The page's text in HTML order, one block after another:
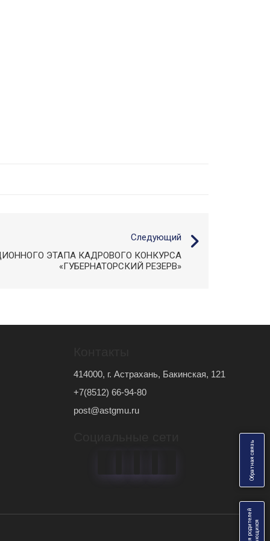
О
б
р
а
т
н
а
я
с
в
я
з
ь
Следующий
ЭТАПА КАДРОВОГО КОНКУРСА
«ГУБЕРНАТОРСКИЙ РЕЗЕРВ»
414000, г. Астрахань, Бакинская, 121
+7(8512) 66-94-80
post@astgmu.ru